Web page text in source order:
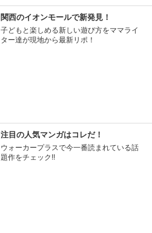
関西のイオンモールで新発見！
子どもと楽しめる新しい遊び方をママライ
ター達が現地から最新リポ！
注目の人気マンガはコレだ！
ウォーカープラスで今一番読まれている話
題作をチェック!!